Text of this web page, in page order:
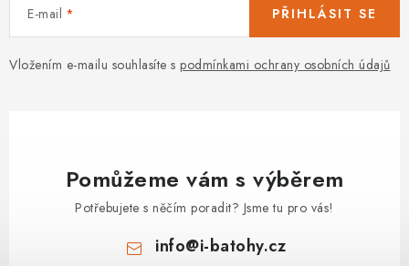
E-mail
Vložením e-mailu souhlasíte s podmínkami ochrany osobních údajů
PŘIHLÁSIT SE
Pomůžeme vám s výběrem
Potřebujete s něčím poradit? Jsme tu pro vás!
info@i-batohy.cz